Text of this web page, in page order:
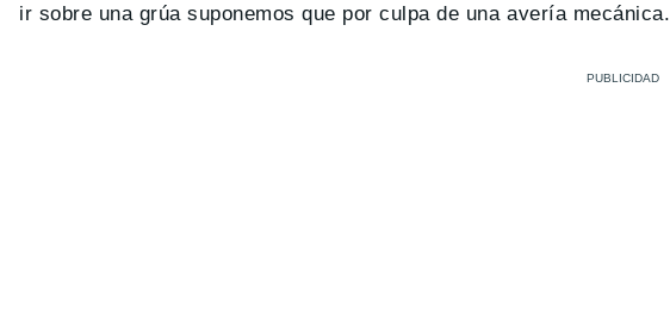
ir sobre una grúa suponemos que por culpa de una avería mecánica.